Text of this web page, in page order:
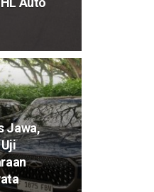
Jawa,